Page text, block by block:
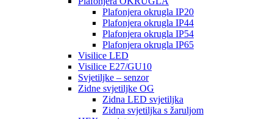
Plafonjera okrugla IP20
Plafonjera okrugla IP44
Plafonjera okrugla IP54
Plafonjera okrugla IP65
Visilice LED
Visilice E27/GU10
Svjetiljke – senzor
Zidne svjetiljke OG
Zidna LED svjetiljka
Zidna svjetiljka s žaruljom